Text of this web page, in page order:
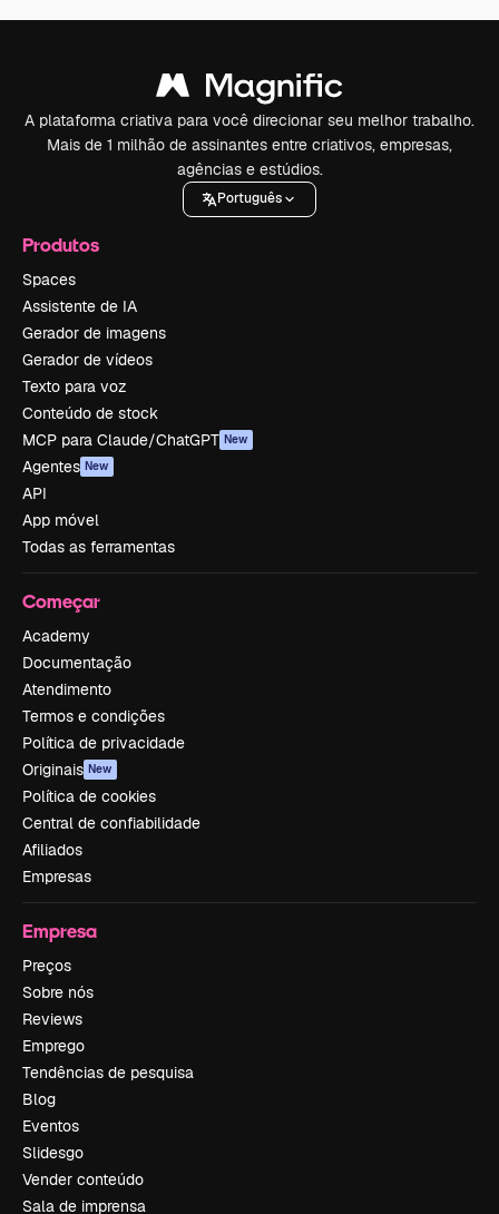
A plataforma criativa para você direcionar seu melhor trabalho.
Mais de 1 milhão de assinantes entre criativos, empresas,
agências e estúdios.
Português
Produtos
Spaces
Assistente de IA
Gerador de imagens
Gerador de vídeos
Texto para voz
Conteúdo de stock
MCP para Claude/ChatGPT New
Agentes New
API
App móvel
Todas as ferramentas
Começar
Academy
Documentação
Atendimento
Termos e condições
Política de privacidade
Originais New
Política de cookies
Central de confiabilidade
Afiliados
Empresas
Empresa
Preços
Sobre nós
Reviews
Emprego
Tendências de pesquisa
Blog
Eventos
Slidesgo
Vender conteúdo
Sala de imprensa